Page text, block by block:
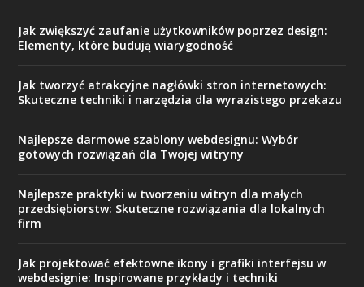
Jak zwiększyć zaufanie użytkowników poprzez design:
Elementy, które budują wiarygodność
Jak tworzyć atrakcyjne nagłówki stron internetowych:
Skuteczne techniki i narzędzia dla wyrazistego przekazu
Najlepsze darmowe szablony webdesignu: Wybór
gotowych rozwiązań dla Twojej witryny
Najlepsze praktyki w tworzeniu witryn dla małych
przedsiębiorstw: Skuteczne rozwiązania dla lokalnych
firm
Jak projektować efektowne ikony i grafiki interfejsu w
webdesignie: Inspirowane przykłady i techniki